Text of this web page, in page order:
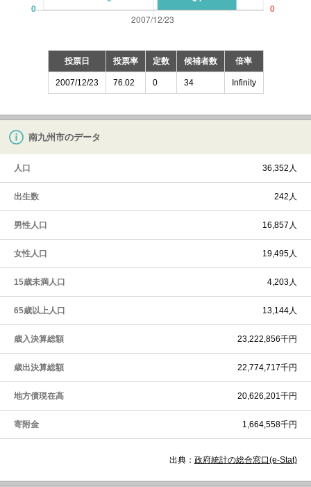
投票日 投票率 定数 候補者数 倍率
2007/12/23 76.02 0 34 Infinity
南九州市のデータ
人口 36,352人
出生数 242人
男性人口 16,857人
女性人口 19,495人
15歳未満人口 4,203人
65歳以上人口 13,144人
歳入決算総額 23,222,856千円
歳出決算総額 22,774,717千円
地方債現在高 20,626,201千円
寄附金 1,664,558千円
出典： 政府統計の総合窓口(e-Stat)